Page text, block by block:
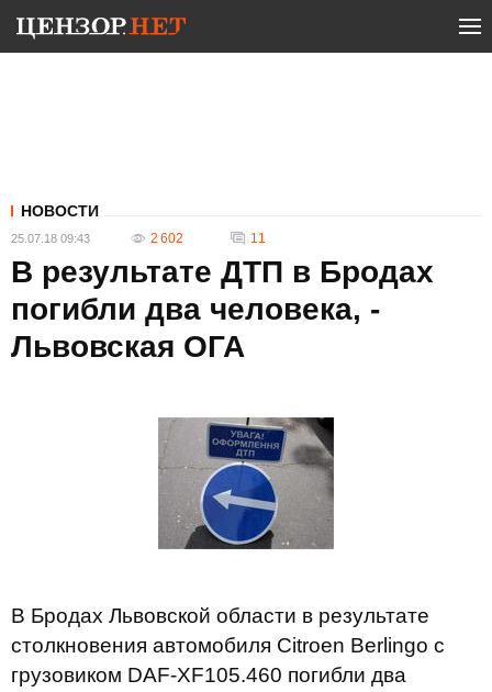
НОВОСТИ
25.07.18 09:43 2 602 11
В результате ДТП в Бродах
погибли два человека, -
Львовская ОГА
В Бродах Львовской области в результате
столкновения автомобиля Citroen Berlingo с
грузовиком DAF-XF105.460 погибли два